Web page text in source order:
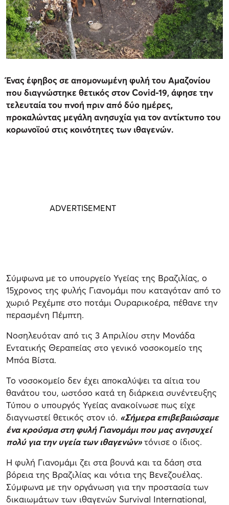
Ένας έφηβος σε απομονωμένη φυλή του Αμαζονίου
που διαγνώστηκε θετικός στον Covid-19, άφησε την
τελευταία του πνοή πριν από δύο ημέρες,
προκαλώντας μεγάλη ανησυχία για τον αντίκτυπο του
κορωνοϊού στις κοινότητες των ιθαγενών.
Σύμφωνα με το υπουργείο Υγείας της Βραζιλίας, ο
15χρονος της φυλής Γιανομάμι που καταγόταν από το
χωριό Ρεχέμπε στο ποτάμι Ουραρικοέρα, πέθανε την
περασμένη Πέμπτη.
Νοσηλευόταν από τις 3 Απριλίου στην Μονάδα
Εντατικής Θεραπείας στο γενικό νοσοκομείο της
Μπόα Βίστα.
Το νοσοκομείο δεν έχει αποκαλύψει τα αίτια του
θανάτου του, ωστόσο κατά τη διάρκεια συνέντευξης
Τύπου ο υπουργός Υγείας ανακοίνωσε πως είχε
διαγνωστεί θετικός στον ιό. «Σήμερα επιβεβαιώσαμε
ένα κρούσμα στη φυλή Γιανομάμι που μας ανησυχεί
πολύ για την υγεία των ιθαγενών»τόνισε ο ίδιος.
Η φυλή Γιανομάμι ζει στα βουνά και τα δάση στα
βόρεια της Βραζιλίας και νότια της Βενεζουέλας.
Σύμφωνα με την οργάνωση για την προστασία των
δικαιωμάτων των ιθαγενών Survival International,